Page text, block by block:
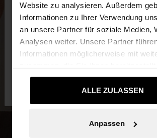
Website zu analysieren. Außerdem
Informationen zu Ihrer Verwendung
an unsere Partner für soziale Medien,
Analysen weiter. Unsere Partner
Informationen möglicherweise mit
die sie im Rahmen Ihrer Nutzung der
gesammelt haben.ALLE ZULASSEN
Anpassen
Sie greifen von Austria auf die
Möchten Sie unsere United States
Ja, bringen Sie mich zu
United